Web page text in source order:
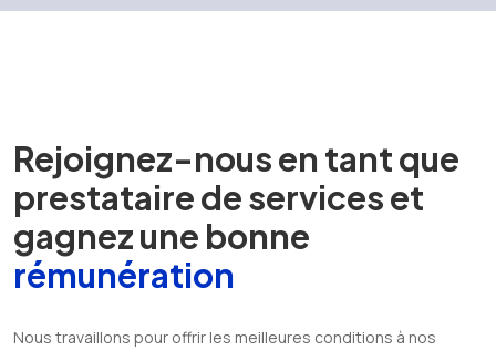
Rejoignez-nous en tant que
prestataire de services et
gagnez une bonne
rémunération
Nous travaillons pour offrir les meilleures conditions à nos